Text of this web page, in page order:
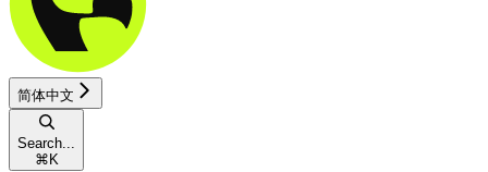
简体中文
Search...
⌘ K